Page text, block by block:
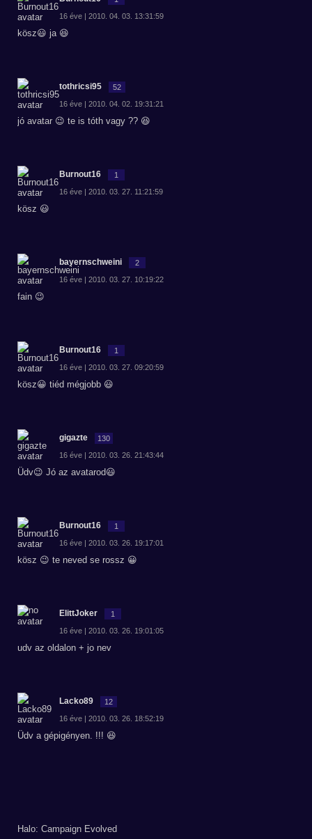
16 éve | 2010. 04. 03. 13:31:59
kösz😃 ja 😆
tothricsi95 52
16 éve | 2010. 04. 02. 19:31:21
jó avatar 😉 te is tóth vagy ?? 😆
Burnout16 1
16 éve | 2010. 03. 27. 11:21:59
kösz 😃
bayernschweini 2
16 éve | 2010. 03. 27. 10:19:22
fain 😉
Burnout16 1
16 éve | 2010. 03. 27. 09:20:59
kösz😀 tiéd mégjobb 😃
gigazte 130
16 éve | 2010. 03. 26. 21:43:44
Üdv😉 Jó az avatarod😃
Burnout16 1
16 éve | 2010. 03. 26. 19:17:01
kösz 😉 te neved se rossz 😀
ElittJoker 1
16 éve | 2010. 03. 26. 19:01:05
udv az oldalon + jo nev
Lacko89 12
16 éve | 2010. 03. 26. 18:52:19
Üdv a gépigényen. !!! 😆
Halo: Campaign Evolved